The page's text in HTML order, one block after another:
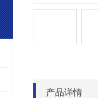
产品详情